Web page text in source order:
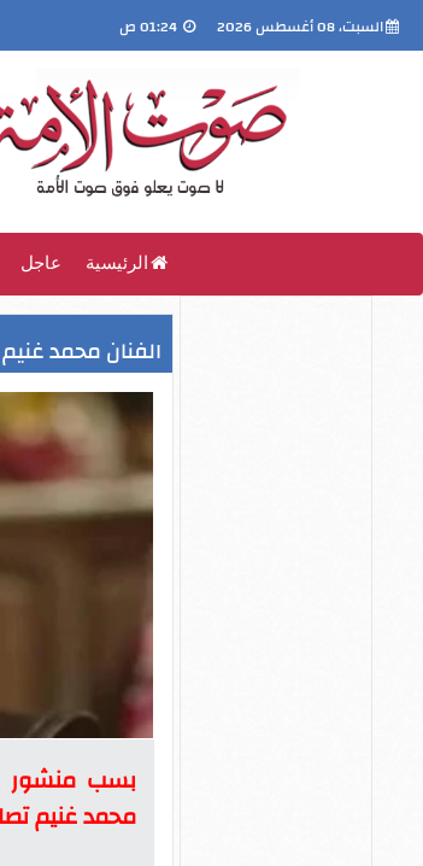
السبت، 08 أغسطس 2026
الرئيسية عاجل
الفنان محمد غنيم
بسب منشور
محمد غنيم